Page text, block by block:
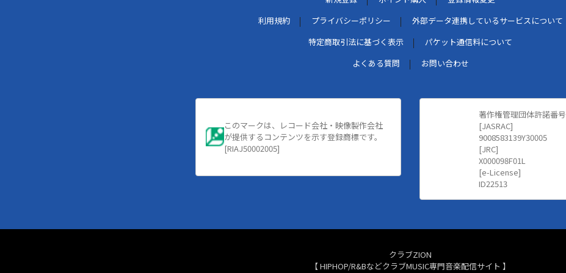
利用規約
プライバシーポリシー
外部データ連携しているサービスについて
特定商取引法に基づく表示
パケット通信料について
よくある質問
お問い合わせ
このマークは、レコード会社・映像製作会社
が提供するコンテンツを示す登録商標です。
[RIAJ50002005]
著作権管理団体許諾番号
[JASRAC]
9008583139Y30005
[JRC]
X000098F01L
[e-License]
ID22513
クラブZION
【 HIPHOP/R&BなどクラブMUSIC専門音楽配信サイト 】